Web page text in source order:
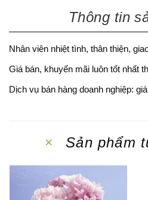
Thông tin
Nhân viên nhiệt tình, thân thiện,
Giá bán, khuyến mãi luôn tốt nhất
Dịch vụ bán hàng doanh nghiệp:
Sản phẩm